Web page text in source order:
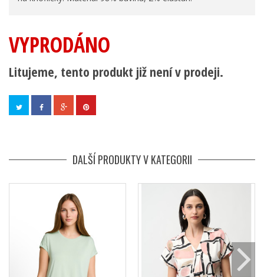
VYPRODÁNO
Litujeme, tento produkt již není v prodeji.
DALŠÍ PRODUKTY V KATEGORII